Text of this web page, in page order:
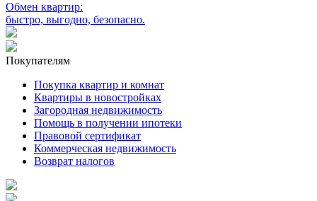
Обмен квартир:
быстро, выгодно, безопасно.
Покупателям
Покупка квартир и комнат
Квартиры в новостройках
Загородная недвижимость
Помощь в получении ипотеки
Правовой сертификат
Коммерческая недвижимость
Возврат налогов